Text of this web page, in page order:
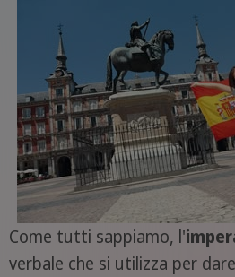
Come tutti sappiamo, l'
verbale che si utilizza per